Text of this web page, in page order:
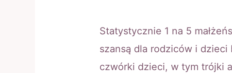
Statystycznie 1 na 5
szansą dla rodziców i
czwórki dzieci, w tym trójki